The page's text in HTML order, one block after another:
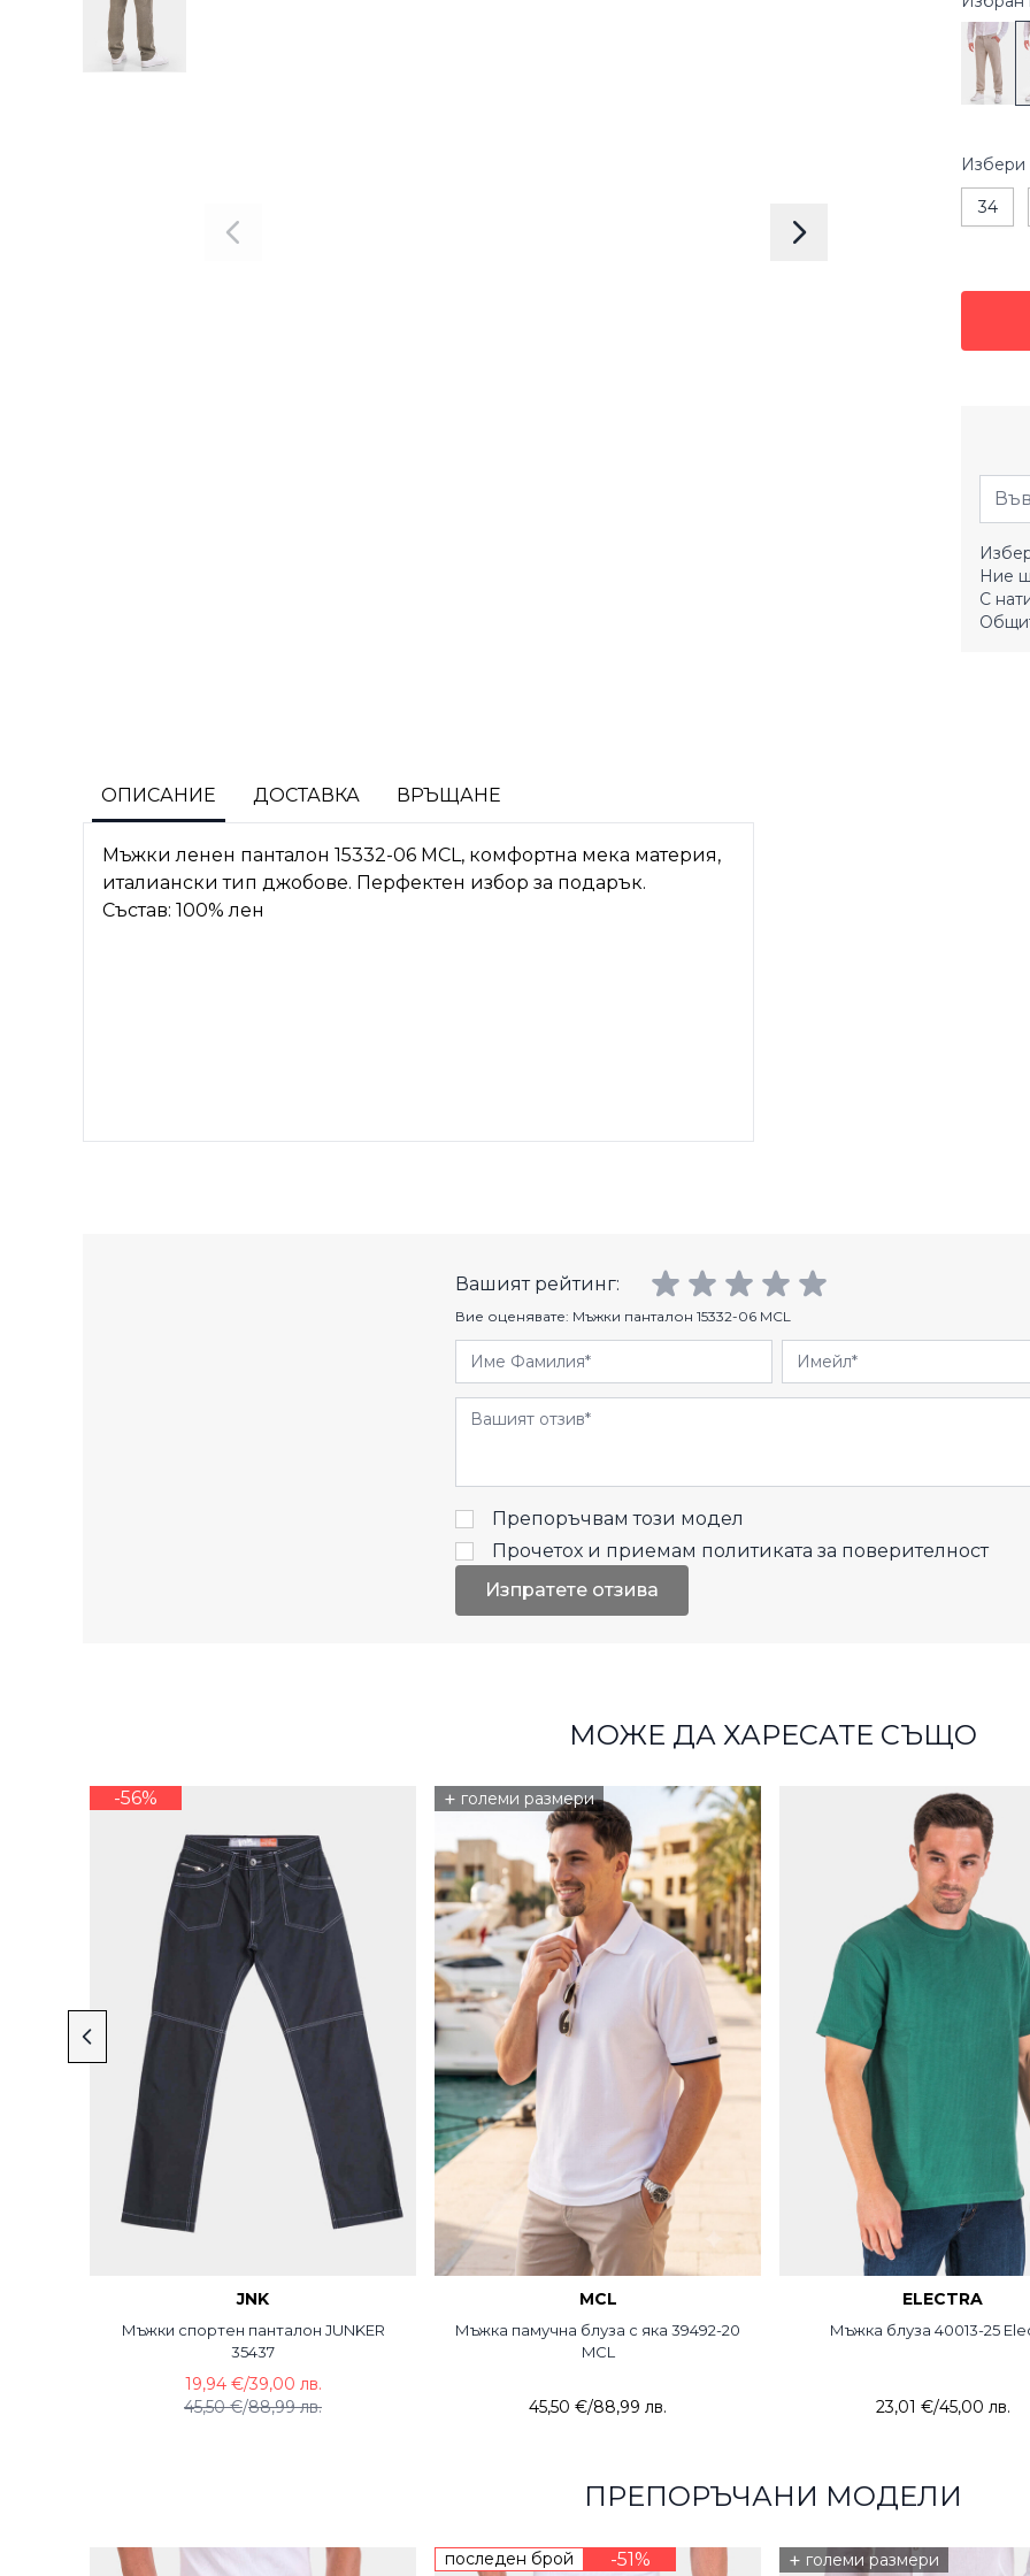
Избери
34
Ние
С
ОПИСАНИЕ
Мъжки ленен панталон 15332-06 MCL, комфортна мека материя,
италиански тип джобове. Перфектен избор за подарък.
Състав: 100% лен
ДОСТАВКА ВРЪЩАНЕ
Вашият рейтинг:
Вие оценявате: Мъжки панталон 15332-06 MCL
Име Фамилия Имейл
Отзиви
Препоръчвам този модел
Прочетох и приемам политиката за поверителност
Изпратете отзива
МОЖЕ ДА ХАРЕСАТЕ СЪЩО
-56%
JNK
Мъжки спортен панталон JUNKER
35437
45,50 €/88,99 лв.
19,94 €/39,00 лв.
+ големи размери
MCL
Мъжка памучна блуза с яка 39492-20
MCL
45,50 €/88,99 лв.
ELECTRA
Мъжка блуза 40013-25
23,01 €/45,00 лв.
ПРЕПОРЪЧАНИ МОДЕЛИ
последен брой -51% + големи размери